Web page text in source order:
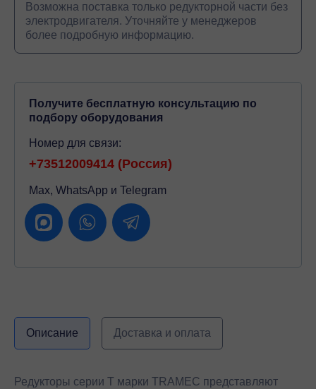
Возможна поставка только редукторной части без
электродвигателя. Уточняйте у менеджеров
более подробную информацию.
Получите бесплатную консультацию по
подбору оборудования
Номер для связи:
+73512009414 (Россия)
Max, WhatsApp и Telegram
Описание Доставка и оплата
Редукторы серии Т марки TRAMEC представляют